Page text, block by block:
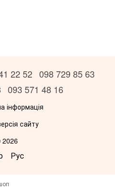
22 52 098 729 85 63
093 571 48 16
інформація
сайту
2026
Рус